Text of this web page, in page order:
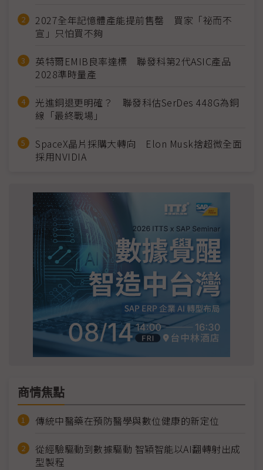
2027全年記憶體產能提前售罄 買家「祕而不
宣」只怕買不夠
英特爾EMIB良率達標 聯發科第2代ASIC產品
2028準時量產
光進銅退更明確？ 聯發科估SerDes 448G為銅
線「最終戰場」
SpaceX晶片採購大轉向 Elon Musk捨超微全面
採用NVIDIA
商情焦點
傳統中醫藥在預防醫學與數位健康的新定位
從經驗驅動到數據驅動 智穎智能以AI翻轉射出成
型製程